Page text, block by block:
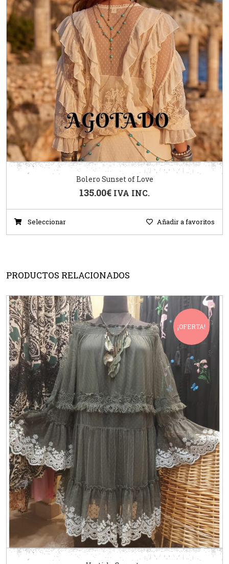
Bolero Sunset of Love
135.00€ IVA INC.
Seleccionar Añadir a favoritos
PRODUCTOS RELACIONADOS
¡OFERTA!